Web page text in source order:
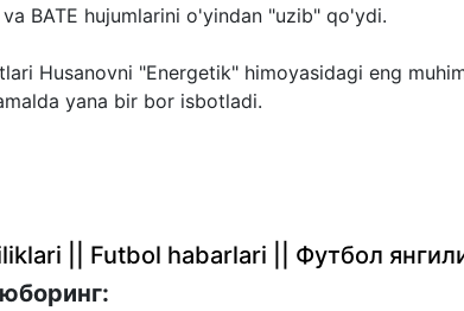
BATE hujumlarini o'yindan "uzib" qo'ydi.
Husanovni "Energetik" himoyasidagi eng
yana bir bor isbotladi.
|| Futbol habarlari || Футбол